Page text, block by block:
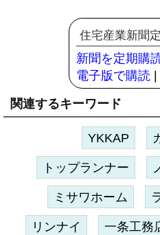
住宅産業新聞
新聞を定期購
電子版で購読
関連するキーワード
YKKAP
トップランナー
ミサワホーム
リンナイ 一条工務